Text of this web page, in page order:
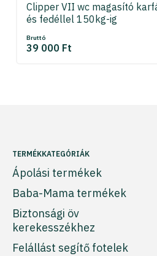
Clipper VII wc magasító
és fedéllel 150kg-ig
Bruttó
39 000 Ft
TERMÉKKATEGÓRIÁK
Ápolási termékek
Baba-Mama termékek
Biztonsági öv
kerekesszékhez
Felállást segítő fotelek